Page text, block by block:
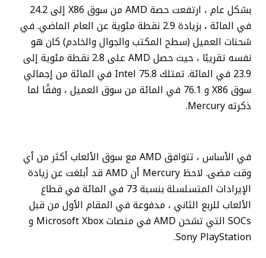
بشكل عام ، ارتفعت حصة AMD من سوق X86 إلى 24.2
في المائة ، بزيادة 2.9 نقطة مئوية عن العام الماضي. في
شحنات العميل (سطح المكتب والجوال والخادم) كان هو
نفسه تقريبًا ، حيث حصل AMD على 2.8 نقطة مئوية إلى
23.9 في المائة. تمتلك Intel 75.8 في المائة من إجمالي
سوق X86 و 76.1 في المائة من سوق العميل ، وفقًا لما
ذكرته Mercury.
في الأساس ، تتوافق AMD مع سوق الألعاب أكثر من أي
وقت مضى. لاحظ Mercury أن AMD قد أبلغت عن زيادة
الإيرادات المتسلسلة بنسبة 73 في المائة في قطاع
الألعاب للربع الثاني ، مدفوعة في المقام الأول من قبل
SOCs التي تشحن AMD في منصات Microsoft Xbox و
Sony PlayStation.